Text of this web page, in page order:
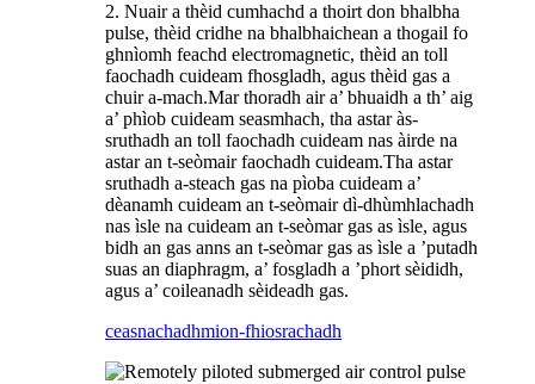
2. Nuair a thèid cumhachd a thoirt don bhalbha
pulse, thèid cridhe na bhalbhaichean a thogail fo
ghnìomh feachd electromagnetic, thèid an toll
faochadh cuideam fhosgladh, agus thèid gas a
chuir a-mach.Mar thoradh air a’ bhuaidh a th’ aig
a’ phìob cuideam seasmhach, tha astar às-
sruthadh an toll faochadh cuideam nas àirde na
astar an t-seòmair faochadh cuideam.Tha astar
sruthadh a-steach gas na pìoba cuideam a’
dèanamh cuideam an t-seòmair dì-dhùmhlachadh
nas ìsle na cuideam an t-seòmar gas as ìsle, agus
bidh an gas anns an t-seòmar gas as ìsle a ’putadh
suas an diaphragm, a’ fosgladh a ’phort sèididh,
agus a’ coileanadh sèideadh gas.
ceasnachadhmion-fhiosrachadh